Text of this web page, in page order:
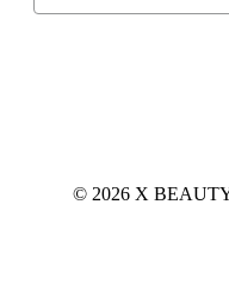
© 2026 X BEAUTY